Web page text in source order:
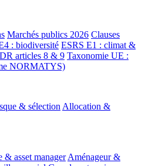
Marchés publics 2026 Clauses
: biodiversité ESRS E1 : climat &
articles 8 & 9 Taxonomie UE :
NORMATYS)
& sélection Allocation &
& asset manager Aménageur &